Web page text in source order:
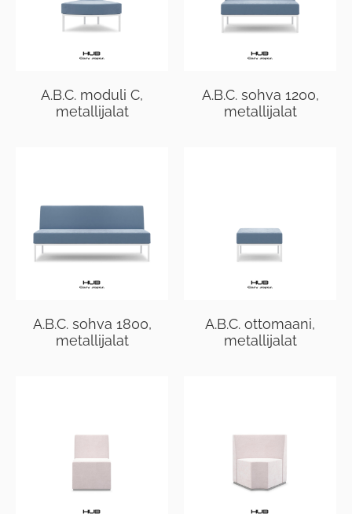
A.B.C. moduli C,
metallijalat
A.B.C. sohva 1200,
metallijalat
A.B.C. sohva 1800,
metallijalat
A.B.C. ottomaani,
metallijalat